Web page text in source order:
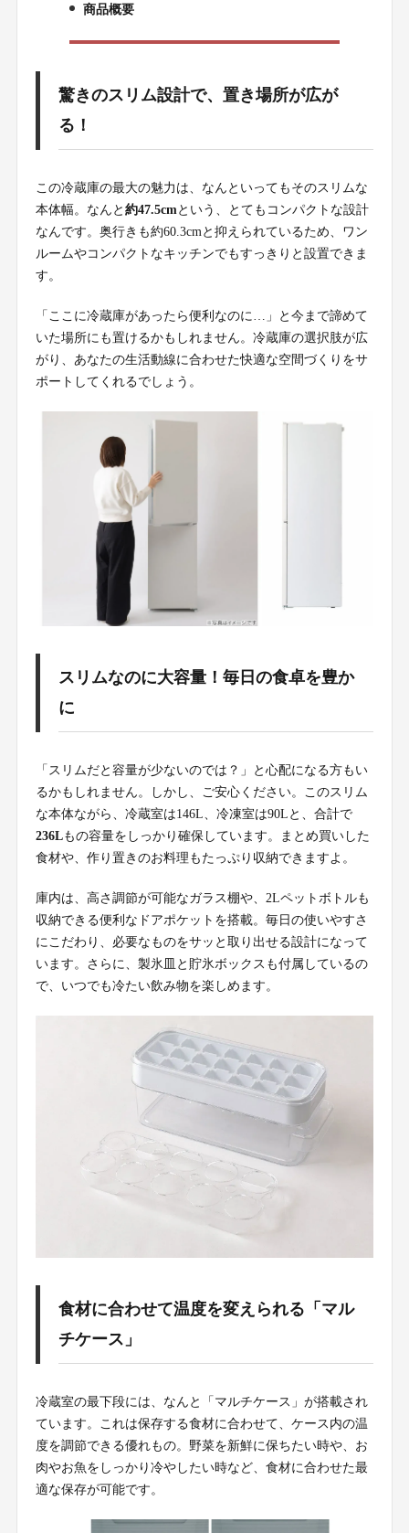
5.
商品概要
驚きのスリム設計で、置き場所が広が
る！
この冷蔵庫の最大の魅力は、なんといってもそのスリムな
本体幅。なんと 約47.5cm という、とてもコンパクトな設計
なんです。奥行きも約60.3cmと抑えられているため、ワン
ルームやコンパクトなキッチンでもすっきりと設置できま
す。
「ここに冷蔵庫があったら便利なのに…」と今まで諦めて
いた場所にも置けるかもしれません。冷蔵庫の選択肢が広
がり、あなたの生活動線に合わせた快適な空間づくりをサ
ポートしてくれるでしょう。
スリムなのに大容量！毎日の食卓を豊か
に
「スリムだと容量が少ないのでは？」と心配になる方もい
るかもしれません。しかし、ご安心ください。このスリム
な本体ながら、冷蔵室は146L、冷凍室は90Lと、合計で
236Lもの容量をしっかり確保しています。まとめ買いした
食材や、作り置きのお料理もたっぷり収納できますよ。
庫内は、高さ調節が可能なガラス棚や、2Lペットボトルも
収納できる便利なドアポケットを搭載。毎日の使いやすさ
にこだわり、必要なものをサッと取り出せる設計になって
います。さらに、製氷皿と貯氷ボックスも付属しているの
で、いつでも冷たい飲み物を楽しめます。
食材に合わせて温度を変えられる「マル
チケース」
冷蔵室の最下段には、なんと「マルチケース」が搭載され
ています。これは保存する食材に合わせて、ケース内の温
度を調節できる優れもの。野菜を新鮮に保ちたい時や、お
肉やお魚をしっかり冷やしたい時など、食材に合わせた最
適な保存が可能です。